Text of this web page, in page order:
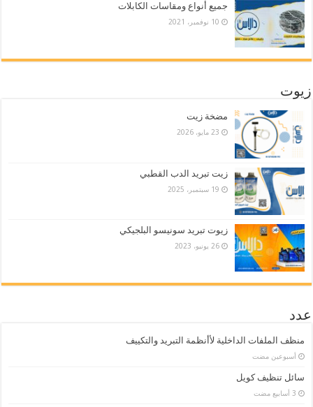
جميع أنواع ومقاسات الكابلات
10 نوفمبر، 2021
زيوت
مضخة زيت
23 مايو، 2026
زيت تبريد الدب القطبي
19 سبتمبر، 2025
زيوت تبريد سونيسو البلجيكي
26 يونيو، 2023
عدد
منظف الملفات الداخلية لأأنظمة التبريد والتكييف
‏أسبوعين مضت
سائل تنظيف كويل